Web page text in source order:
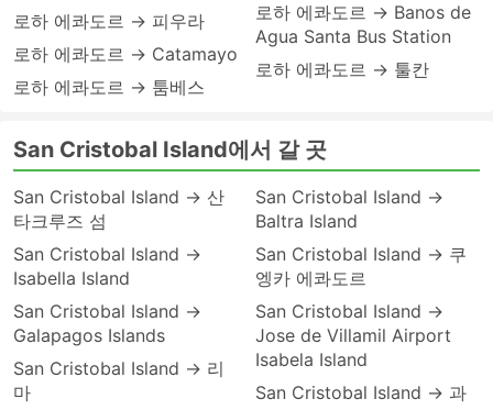
로하 에콰도르 → 피우라
로하 에콰도르 → Catamayo
로하 에콰도르 → 툼베스
로하 에콰도르 → Banos de
Agua Santa Bus Station
로하 에콰도르 → 툴칸
San Cristobal Island에서 갈 곳
San Cristobal Island → 산
타크루즈 섬
San Cristobal Island →
Isabella Island
San Cristobal Island →
Galapagos Islands
San Cristobal Island → 리
마
San Cristobal Island →
Baltra Island
San Cristobal Island → 쿠
엥카 에콰도르
San Cristobal Island →
Jose de Villamil Airport
Isabela Island
San Cristobal Island → 과